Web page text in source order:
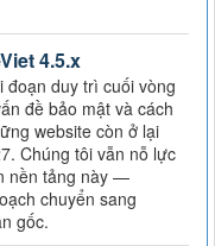
4.5.x
đoạn duy trì cuối vòng
đề bảo mật và cách
website còn ở lại
Chúng tôi vẫn nỗ lực
nền tảng này —
chuyển sang
gốc.